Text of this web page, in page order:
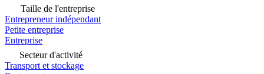
Taille de l'entreprise
Entrepreneur indépendant
Petite entreprise
Entreprise
Secteur d'activité
Transport et stockage